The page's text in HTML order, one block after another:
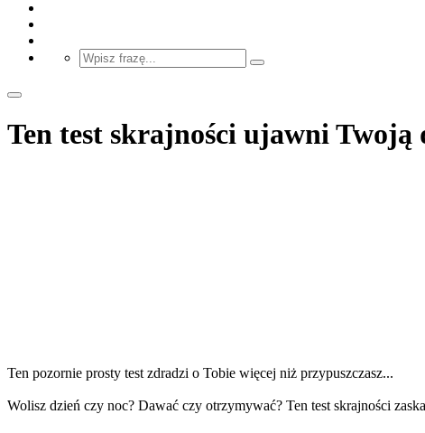
Ten test skrajności ujawni Twoją
Ten pozornie prosty test zdradzi o Tobie więcej niż przypuszczasz...
Wolisz dzień czy noc? Dawać czy otrzymywać? Ten test skrajności